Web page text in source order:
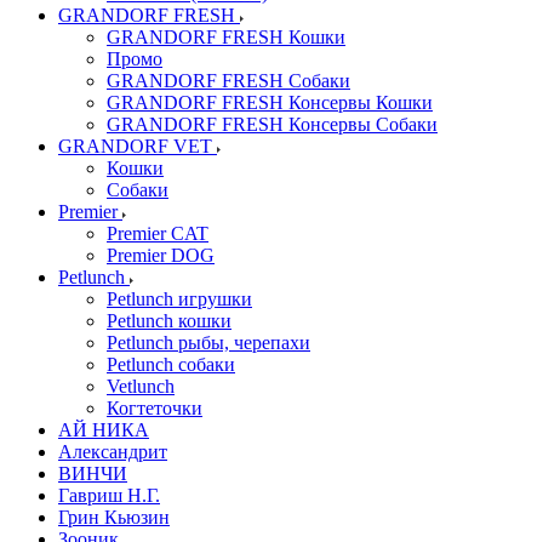
GRANDORF FRESH
GRANDORF FRESH Кошки
Промо
GRANDORF FRESH Собаки
GRANDORF FRESH Консервы Кошки
GRANDORF FRESH Консервы Собаки
GRANDORF VET
Кошки
Собаки
Premier
Premier CAT
Premier DOG
Petlunch
Petlunch игрушки
Petlunch кошки
Petlunch рыбы, черепахи
Petlunch собаки
Vetlunch
Когтеточки
АЙ НИКА
Александрит
ВИНЧИ
Гавриш Н.Г.
Грин Кьюзин